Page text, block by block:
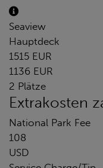
Seaview
Hauptdeck
1515 EUR
1136 EUR
2 Plätze
Extrakosten
National Park Fee
108
USD